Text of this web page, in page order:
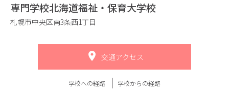
専門学校北海道福祉・保育大学校
札幌市中央区南3条西1丁目
交通アクセス
学校への経路 学校からの経路